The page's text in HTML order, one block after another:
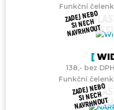
Funkční
ZADEJ NEBO
SI NECH
NAVRHNOUT
138,- bez
Funkční
ZADEJ NEBO
SI NECH
NAVRHNOUT